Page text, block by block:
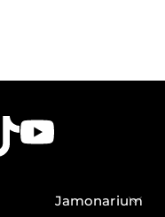
Jamonarium